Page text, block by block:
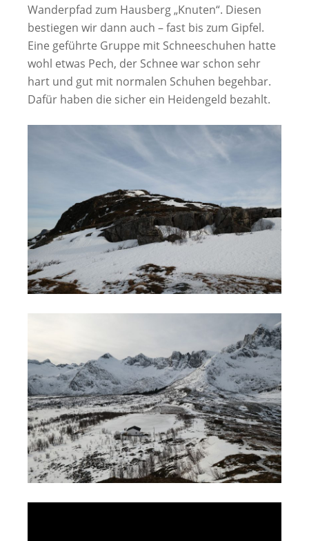
Wanderpfad zum Hausberg „Knuten“. Diesen
bestiegen wir dann auch – fast bis zum Gipfel.
Eine geführte Gruppe mit Schneeschuhen hatte
wohl etwas Pech, der Schnee war schon sehr
hart und gut mit normalen Schuhen begehbar.
Dafür haben die sicher ein Heidengeld bezahlt.